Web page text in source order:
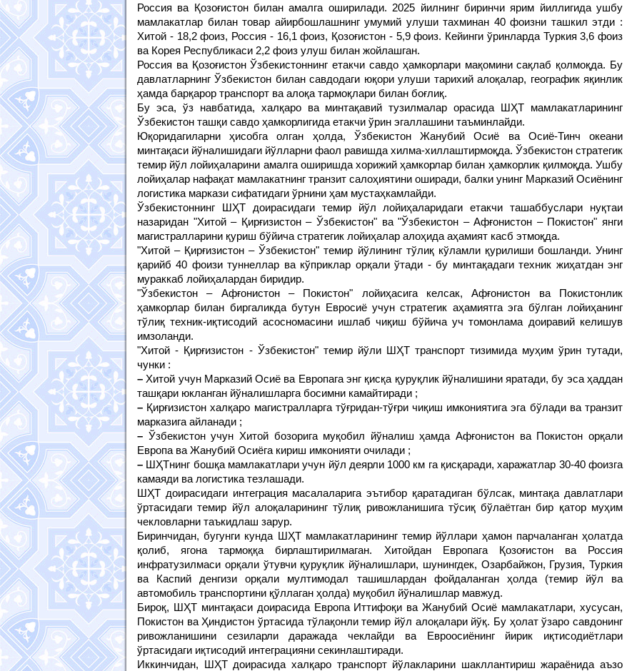
Россия ва Қозоғистон билан амалга оширилади. 2025 йилнинг биринчи ярим йиллигида ушбу
мамлакатлар билан товар айирбошлашнинг умумий улуши тахминан 40 фоизни ташкил этди :
Хитой - 18,2 фоиз, Россия - 16,1 фоиз, Қозоғистон - 5,9 фоиз. Кейинги ўринларда Туркия 3,6 фоиз
ва Корея Республикаси 2,2 фоиз улуш билан жойлашган.
Россия ва Қозоғистон Ўзбекистоннинг етакчи савдо ҳамкорлари мақомини сақлаб қолмоқда. Бу
давлатларнинг Ўзбекистон билан савдодаги юқори улуши тарихий алоқалар, географик яқинлик
ҳамда барқарор транспорт ва алоқа тармоқлари билан боғлиқ.
Бу эса, ўз навбатида, халқаро ва минтақавий тузилмалар орасида ШҲТ мамлакатларининг
Ўзбекистон ташқи савдо ҳамкорлигида етакчи ўрин эгаллашини таъминлайди.
Юқоридагиларни ҳисобга олган ҳолда, Ўзбекистон Жанубий Осиё ва Осиё-Тинч океани
минтақаси йўналишидаги йўлларни фаол равишда хилма-хиллаштирмоқда. Ўзбекистон стратегик
темир йўл лойиҳаларини амалга оширишда хорижий ҳамкорлар билан ҳамкорлик қилмоқда. Ушбу
лойиҳалар нафақат мамлакатнинг транзит салоҳиятини оширади, балки унинг Марказий Осиёнинг
логистика маркази сифатидаги ўрнини ҳам мустаҳкамлайди.
Ўзбекистоннинг ШҲТ доирасидаги темир йўл лойиҳаларидаги етакчи ташаббуслари нуқтаи
назаридан "Хитой – Қирғизистон – Ўзбекистон" ва "Ўзбекистон – Афғонистон – Покистон" янги
магистралларини қуриш бўйича стратегик лойиҳалар алоҳида аҳамият касб этмоқда.
"Хитой – Қирғизистон – Ўзбекистон" темир йўлининг тўлиқ кўламли қурилиши бошланди. Унинг
қарийб 40 фоизи туннеллар ва кўприклар орқали ўтади - бу минтақадаги техник жиҳатдан энг
мураккаб лойиҳалардан биридир.
"Ўзбекистон – Афғонистон – Покистон" лойиҳасига келсак, Афғонистон ва Покистонлик
ҳамкорлар билан биргаликда бутун Евросиё учун стратегик аҳамиятга эга бўлган лойиҳанинг
тўлиқ техник-иқтисодий асосномасини ишлаб чиқиш бўйича уч томонлама доиравий келишув
имзоланди.
"Хитой - Қирғизистон - Ўзбекистон" темир йўли ШҲТ транспорт тизимида муҳим ўрин тутади,
чунки :
– Хитой учун Марказий Осиё ва Европага энг қисқа қуруқлик йўналишини яратади, бу эса ҳаддан
ташқари юкланган йўналишларга босимни камайтиради ;
– Қирғизистон халқаро магистралларга тўғридан-тўғри чиқиш имкониятига эга бўлади ва транзит
марказига айланади ;
– Ўзбекистон учун Хитой бозорига муқобил йўналиш ҳамда Афғонистон ва Покистон орқали
Европа ва Жанубий Осиёга кириш имконияти очилади ;
– ШҲТнинг бошқа мамлакатлари учун йўл деярли 1000 км га қисқаради, харажатлар 30-40 фоизга
камаяди ва логистика тезлашади.
ШҲТ доирасидаги интеграция масалаларига эътибор қаратадиган бўлсак, минтақа давлатлари
ўртасидаги темир йўл алоқаларининг тўлиқ ривожланишига тўсиқ бўлаётган бир қатор муҳим
чекловларни таъкидлаш зарур.
Биринчидан, бугунги кунда ШҲТ мамлакатларининг темир йўллари ҳамон парчаланган ҳолатда
қолиб, ягона тармоққа бирлаштирилмаган. Хитойдан Европага Қозоғистон ва Россия
инфратузилмаси орқали ўтувчи қуруқлик йўналишлари, шунингдек, Озарбайжон, Грузия, Туркия
ва Каспий денгизи орқали мултимодал ташишлардан фойдаланган ҳолда (темир йўл ва
автомобиль транспортини қўллаган ҳолда) муқобил йўналишлар мавжуд.
Бироқ, ШҲТ минтақаси доирасида Европа Иттифоқи ва Жанубий Осиё мамлакатлари, хусусан,
Покистон ва Ҳиндистон ўртасида тўлақонли темир йўл алоқалари йўқ. Бу ҳолат ўзаро савдонинг
ривожланишини сезиларли даражада чеклайди ва Евроосиёнинг йирик иқтисодиётлари
ўртасидаги иқтисодий интеграцияни секинлаштиради.
Иккинчидан, ШҲТ доирасида халқаро транспорт йўлакларини шакллантириш жараёнида аъзо